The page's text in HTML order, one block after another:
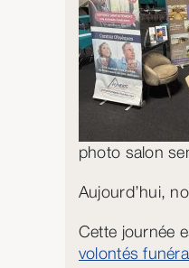
photo salon
Aujourd’hui,
Cette journée
volontés